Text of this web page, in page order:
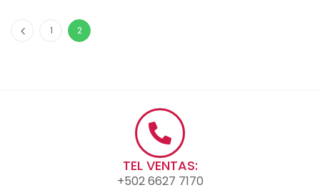
1 2
TEL VENTAS:
+502 6627 7170